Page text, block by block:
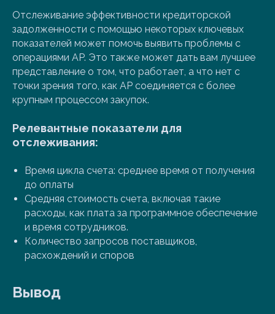
Отслеживание эффективности кредиторской
задолженности с помощью некоторых ключевых
показателей может помочь выявить проблемы с
операциями AP. Это также может дать вам лучшее
представление о том, что работает, а что нет с
точки зрения того, как AP соединяется с более
крупным процессом закупок.
Релевантные показатели для
отслеживания:
Время цикла счета: среднее время от получения
до оплаты
Средняя стоимость счета, включая такие
расходы, как плата за программное обеспечение
и время сотрудников.
Количество запросов поставщиков,
расхождений и споров
Вывод